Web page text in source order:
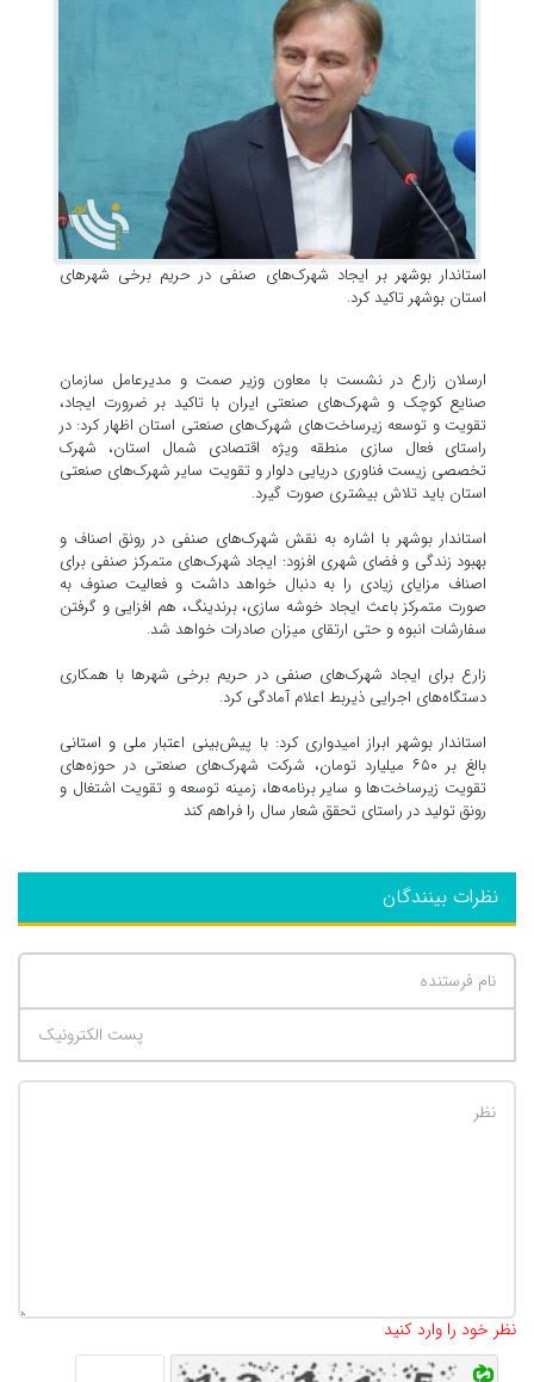
استاندار بوشهر بر ایجاد شهرک‌های صنفی در حریم برخی شهرهای
استان بوشهر تاکید کرد.
ارسلان زارع در نشست با معاون وزیر صمت و مدیرعامل سازمان
صنایع کوچک و شهرک‌های صنعتی ایران با تاکید بر ضرورت ایجاد،
تقویت و توسعه زیرساخت‌های شهرک‌های صنعتی استان اظهار کرد: در
راستای فعال سازی منطقه ویژه اقتصادی شمال استان، شهرک
تخصصی زیست فناوری دریایی دلوار و تقویت سایر شهرک‌های صنعتی
استان باید تلاش بیشتری صورت گیرد.
استاندار بوشهر با اشاره به نقش شهرک‌های صنفی در رونق اصناف و
بهبود زندگی و فضای شهری افزود: ایجاد شهرک‌های متمرکز صنفی برای
اصناف مزایای زیادی را به دنبال خواهد داشت و فعالیت صنوف به
صورت متمرکز باعث ایجاد خوشه سازی، برندینگ، هم افزایی و گرفتن
سفارشات انبوه و حتی ارتقای میزان صادرات خواهد شد.
زارع برای ایجاد شهرک‌های صنفی در حریم برخی شهرها با همکاری
دستگاه‌های اجرایی ذیربط اعلام آمادگی کرد.
استاندار بوشهر ابراز امیدواری کرد: با پیش‌بینی اعتبار ملی و استانی
بالغ بر ۶۵۰ میلیارد تومان، شرکت شهرک‌های صنعتی در حوزه‌های
تقویت زیرساخت‌ها و سایر برنامه‌ها، زمینه توسعه و تقویت اشتغال و
رونق تولید در راستای تحقق شعار سال را فراهم کند
نظرات بینندگان
نظر خود را وارد کنید